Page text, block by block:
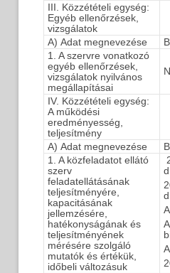
III. Közzétételi egység:
Egyéb ellenőrzések,
vizsgálatok
A) Adat megnevezése
1. A szervre vonatkozó
egyéb ellenőrzések,
vizsgálatok nyilvános
megállapításai
IV. Közzétételi egység:
A működési
eredményesség,
teljesítmény
A) Adat megnevezése
1. A közfeladatot ellátó
szerv
feladatellátásának
teljesítményére,
kapacitásának
jellemzésére,
hatékonyságának és
teljesítményének
mérésére szolgáló
mutatók és értékük,
időbeli változásuk